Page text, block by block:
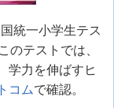
統一小学生テス
のテストでは、
学力を伸ばすヒ
コムで確認。